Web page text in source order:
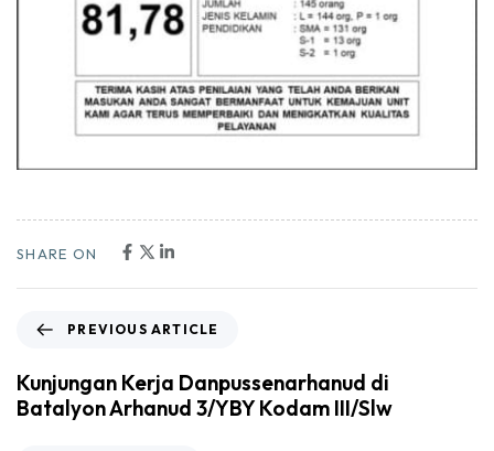
SHARE ON
PREVIOUS ARTICLE
Kunjungan Kerja Danpussenarhanud di
Batalyon Arhanud 3/YBY Kodam III/Slw